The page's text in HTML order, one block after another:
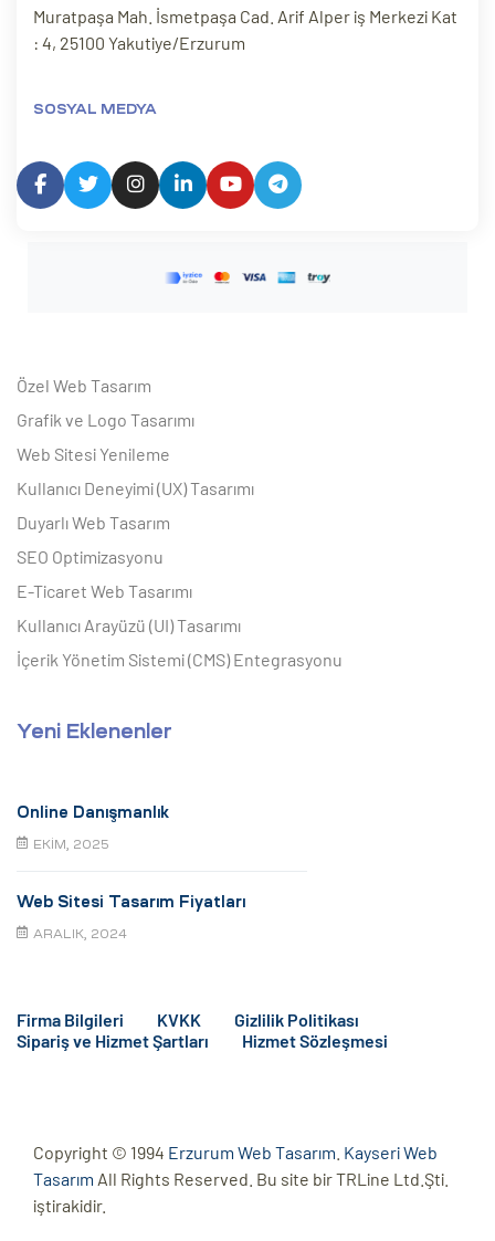
Muratpaşa Mah. İsmetpaşa Cad. Arif Alper iş Merkezi Kat
: 4, 25100 Yakutiye/Erzurum
SOSYAL MEDYA
Özel Web Tasarım
Grafik ve Logo Tasarımı
Web Sitesi Yenileme
Kullanıcı Deneyimi (UX) Tasarımı
Duyarlı Web Tasarım
SEO Optimizasyonu
E-Ticaret Web Tasarımı
Kullanıcı Arayüzü (UI) Tasarımı
İçerik Yönetim Sistemi (CMS) Entegrasyonu
Yeni Eklenenler
Online Danışmanlık
EKIM, 2025
Web Sitesi Tasarım Fiyatları
ARALIK, 2024
Firma Bilgileri KVKK
Gizlilik Politikası
Sipariş ve Hizmet Şartları
Hizmet Sözleşmesi
Copyright © 1994 Erzurum Web Tasarım Kayseri Web
Tasarım All Rights Reserved. Bu site bir TRLine Ltd.Şti.
iştirakidir.